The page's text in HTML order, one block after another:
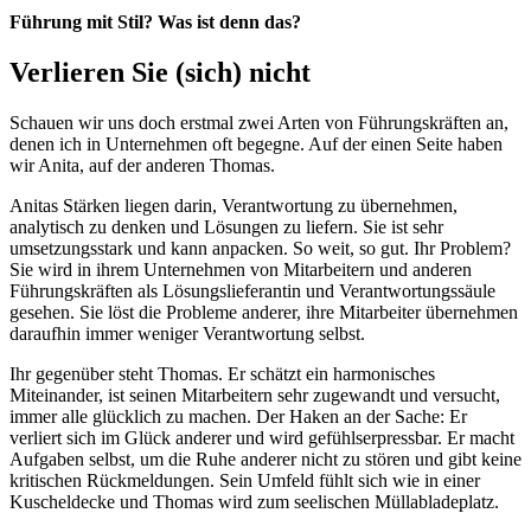
Führung mit Stil? Was ist denn das?
Verlieren Sie (sich) nicht
Schauen wir uns doch erstmal zwei Arten von Führungskräften an,
denen ich in Unternehmen oft begegne. Auf der einen Seite haben
wir Anita, auf der anderen Thomas.
Anitas Stärken liegen darin, Verantwortung zu übernehmen,
analytisch zu denken und Lösungen zu liefern. Sie ist sehr
umsetzungsstark und kann anpacken. So weit, so gut. Ihr Problem?
Sie wird in ihrem Unternehmen von Mitarbeitern und anderen
Führungskräften als Lösungslieferantin und Verantwortungssäule
gesehen. Sie löst die Probleme anderer, ihre Mitarbeiter übernehmen
daraufhin immer weniger Verantwortung selbst.
Ihr gegenüber steht Thomas. Er schätzt ein harmonisches
Miteinander, ist seinen Mitarbeitern sehr zugewandt und versucht,
immer alle glücklich zu machen. Der Haken an der Sache: Er
verliert sich im Glück anderer und wird gefühlserpressbar. Er macht
Aufgaben selbst, um die Ruhe anderer nicht zu stören und gibt keine
kritischen Rückmeldungen. Sein Umfeld fühlt sich wie in einer
Kuscheldecke und Thomas wird zum seelischen Müllabladeplatz.